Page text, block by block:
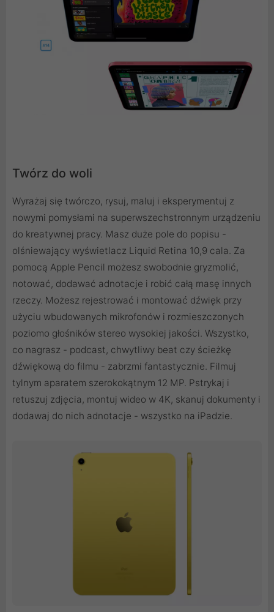
Twórz do woli
Wyrażaj się twórczo, rysuj, maluj i eksperymentuj z
nowymi pomysłami na superwszechstronnym urządzeniu
do kreatywnej pracy. Masz duże pole do popisu -
olśniewający wyświetlacz Liquid Retina 10,9 cala. Za
pomocą Apple Pencil możesz swobodnie gryzmolić,
notować, dodawać adnotacje i robić całą masę innych
rzeczy. Możesz rejestrować i montować dźwięk przy
użyciu wbudowanych mikrofonów i rozmieszczonych
poziomo głośników stereo wysokiej jakości. Wszystko,
co nagrasz - podcast, chwytliwy beat czy ścieżkę
dźwiękową do filmu - zabrzmi fantastycznie. Filmuj
tylnym aparatem szerokokątnym 12 MP. Pstrykaj i
retuszuj zdjęcia, montuj wideo w 4K, skanuj dokumenty i
dodawaj do nich adnotacje - wszystko na iPadzie.